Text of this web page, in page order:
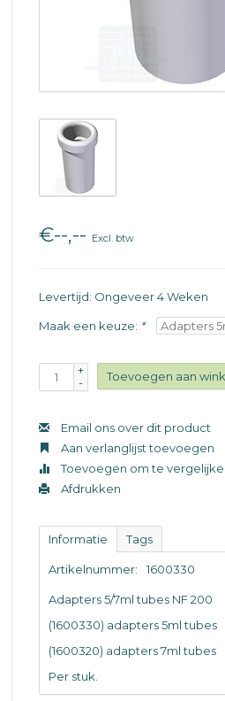
€--,-- Excl. btw
Levertijd: Ongeveer 4 Weken
Maak een keuze: *
+
-
Toevoegen aan
Email ons over dit product
Aan verlanglijst toevoegen
Toevoegen om te
Afdrukken
Informatie Tags
Artikelnummer: 1600330
Adapters 5/7ml tubes NF 200
(1600330) adapters 5ml tubes
(1600320) adapters 7ml tubes
Per stuk.